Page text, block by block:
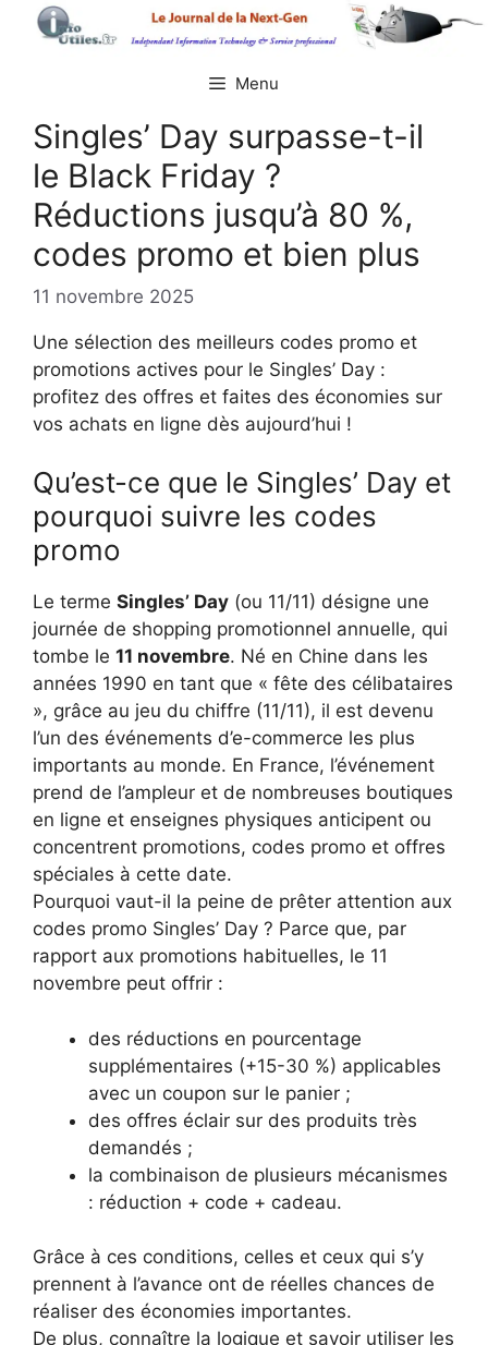
Aller
Menu
Singles’ Day surpasse-t-il
le Black Friday ?
Réductions jusqu’à 80 %,
codes promo et bien plus
11 novembre 2025
Une sélection des meilleurs codes promo et
promotions actives pour le Singles’ Day :
profitez des offres et faites des économies sur
vos achats en ligne dès aujourd’hui !
Qu’est-ce que le Singles’ Day et
pourquoi suivre les codes
promo
Le terme Singles’ Day (ou 11/11) désigne une
journée de shopping promotionnel annuelle, qui
tombe le 11 novembre. Né en Chine dans les
années 1990 en tant que « fête des célibataires
», grâce au jeu du chiffre (11/11), il est devenu
l’un des événements d’e-commerce les plus
importants au monde. En France, l’événement
prend de l’ampleur et de nombreuses boutiques
en ligne et enseignes physiques anticipent ou
concentrent promotions, codes promo et offres
spéciales à cette date.
Pourquoi vaut-il la peine de prêter attention aux
codes promo Singles’ Day ? Parce que, par
rapport aux promotions habituelles, le 11
novembre peut offrir :
des réductions en pourcentage
supplémentaires (+15-30 %) applicables
avec un coupon sur le panier ;
des offres éclair sur des produits très
demandés ;
la combinaison de plusieurs mécanismes
: réduction + code + cadeau.
Grâce à ces conditions, celles et ceux qui s’y
prennent à l’avance ont de réelles chances de
réaliser des économies importantes.
De plus, connaître la logique et savoir utiliser les